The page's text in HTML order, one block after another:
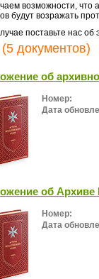
возможности, что
будут возражать
поставьте нас
документов)
об
Номер:
Дата
об Архиве
Номер:
Дата